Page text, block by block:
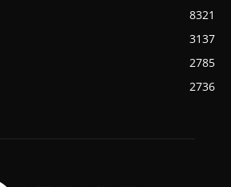
8321
3137
2785
2736